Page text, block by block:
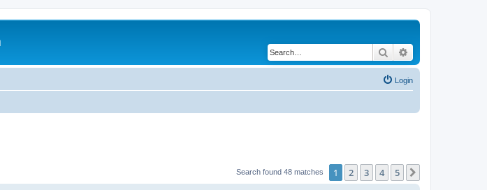
Search
Login
Search found 48 matches 1 2 3 4 5